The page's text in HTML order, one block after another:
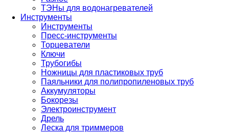
ТЭНы для водонагревателей
Инструменты
Инструменты
Пресс-инструменты
Торцеватели
Ключи
Трубогибы
Ножницы для пластиковых труб
Паяльники для полипропиленовых труб
Аккумуляторы
Бокорезы
Электроинструмент
Дрель
Леска для триммеров